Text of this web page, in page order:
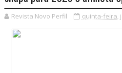
Revista Novo Perfil quinta-feira,